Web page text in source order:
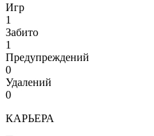
Игр
1
Забито
1
Предупреждений
0
Удалений
0
КАРЬЕРА